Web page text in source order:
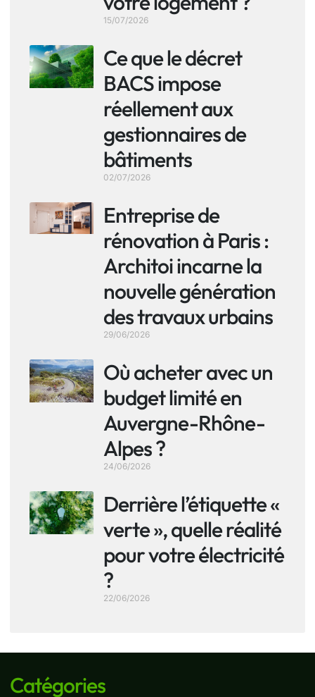
15/07/2026
Ce que le décret
BACS impose
réellement aux
gestionnaires de
bâtiments
02/07/2026
Entreprise de
rénovation à Paris :
Architoi incarne la
nouvelle génération
des travaux urbains
29/06/2026
Où acheter avec un
budget limité en
Auvergne-Rhône-
Alpes ?
24/06/2026
Derrière l’étiquette «
verte », quelle réalité
pour votre électricité
?
22/06/2026
Catégories